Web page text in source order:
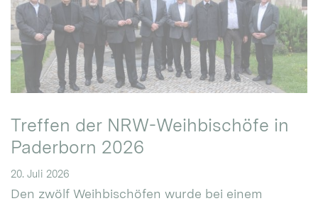
Treffen der NRW-Weihbischöfe in
Paderborn 2026
20. Juli 2026
Den zwölf Weihbischöfen wurde bei einem